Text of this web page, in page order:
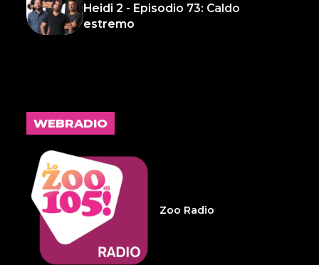
Heidi 2 - Episodio 73: Caldo
estremo
frammenti d'anima 32
14 LUGLIO 2026
Infameria Telefonica -
Sospensione patente
WEBRADIO
Zoo Radio